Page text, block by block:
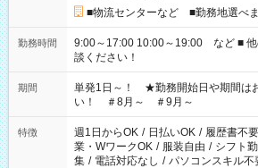
■物流センターなど ■勤務地選べ
勤務時間
9:00～17:00 10:00～19:00 など ■ 他の時間帯もお気軽にご相
談ください！
期間
単発1日～！ ★勤務開始日や期間は
い！ ＃8月～ ＃9月～
特徴 週1日からOK / 日払いOK / 履歴書不要
業・WワークOK / 服装自由 / シフト
集 / 電話対応なし / パソコンスキル不